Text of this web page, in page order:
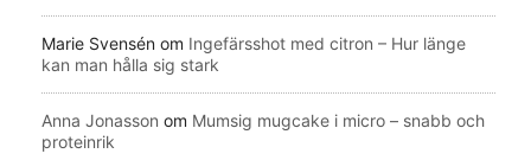
Marie Svensén om Ingefärsshot med citron – Hur länge
kan man hålla sig stark
Anna Jonasson om Mumsig mugcake i micro – snabb och
proteinrik